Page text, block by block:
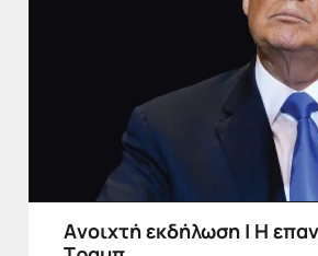
Aνοιχτή εκδήλωση | Η